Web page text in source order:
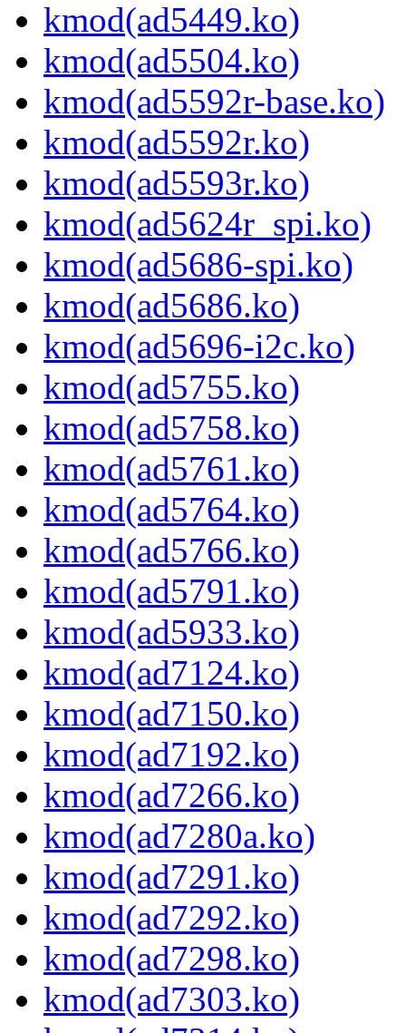
kmod(ad5449.ko)
kmod(ad5504.ko)
kmod(ad5592r-base.ko)
kmod(ad5592r.ko)
kmod(ad5593r.ko)
kmod(ad5624r_spi.ko)
kmod(ad5686-spi.ko)
kmod(ad5686.ko)
kmod(ad5696-i2c.ko)
kmod(ad5755.ko)
kmod(ad5758.ko)
kmod(ad5761.ko)
kmod(ad5764.ko)
kmod(ad5766.ko)
kmod(ad5791.ko)
kmod(ad5933.ko)
kmod(ad7124.ko)
kmod(ad7150.ko)
kmod(ad7192.ko)
kmod(ad7266.ko)
kmod(ad7280a.ko)
kmod(ad7291.ko)
kmod(ad7292.ko)
kmod(ad7298.ko)
kmod(ad7303.ko)